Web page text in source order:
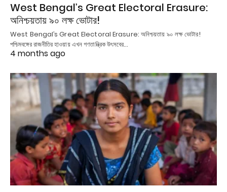
West Bengal’s Great Electoral Erasure:
অনিশ্চয়তায় ৯০ লক্ষ ভোটার!
West Bengal’s Great Electoral Erasure: অনিশ্চয়তায় ৯০ লক্ষ ভোটার!
পশ্চিমবঙ্গের রাজনীতির হাওয়ায় এখন গণতান্ত্রিক উৎসবের…
4 months ago